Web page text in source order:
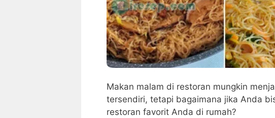
Makan malam di restoran mungkin
tersendiri, tetapi bagaimana jika Anda
restoran favorit Anda di rumah?